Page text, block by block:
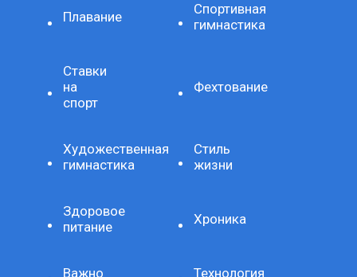
Плавание
Спортивная
гимнастика
Ставки
на
спорт
Фехтование
Художественная
гимнастика
Стиль
жизни
Здоровое
питание
Хроника
Важно Технология